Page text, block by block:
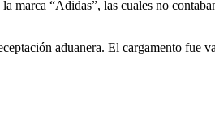
“Adidas”, las cuales no
aduanera. El cargamento fue